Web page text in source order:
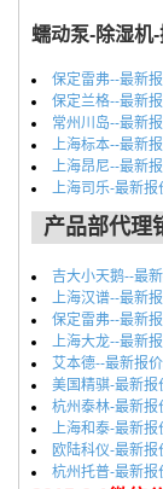
蠕动泵-除湿机
保定雷弗--最新
保定兰格--最新
常州川岛--最新
上海标本--最新
上海昂尼--最新
上海司乐-最新报
产品部代理
吉大小天鹅--最
上海汉谱--最新
保定雷弗--最新
上海大龙--最新
艾本德--最新报
美国精骐-最新报
杭州泰林-最新报
上海和泰-最新报
欧陆科仪-最新报
杭州托普-最新报